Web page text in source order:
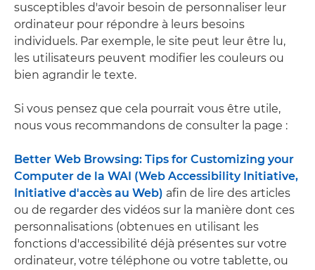
susceptibles d'avoir besoin de personnaliser leur
ordinateur pour répondre à leurs besoins
individuels. Par exemple, le site peut leur être lu,
les utilisateurs peuvent modifier les couleurs ou
bien agrandir le texte.
Si vous pensez que cela pourrait vous être utile,
nous vous recommandons de consulter la page :
Better Web Browsing: Tips for Customizing your
Computer de la WAI (Web Accessibility Initiative,
Initiative d'accès au Web) afin de lire des articles
ou de regarder des vidéos sur la manière dont ces
personnalisations (obtenues en utilisant les
fonctions d'accessibilité déjà présentes sur votre
ordinateur, votre téléphone ou votre tablette, ou